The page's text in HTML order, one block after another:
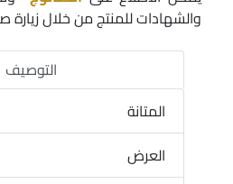
والشهادات للمنتج من خلال
التوصيف
المتانة
العرض